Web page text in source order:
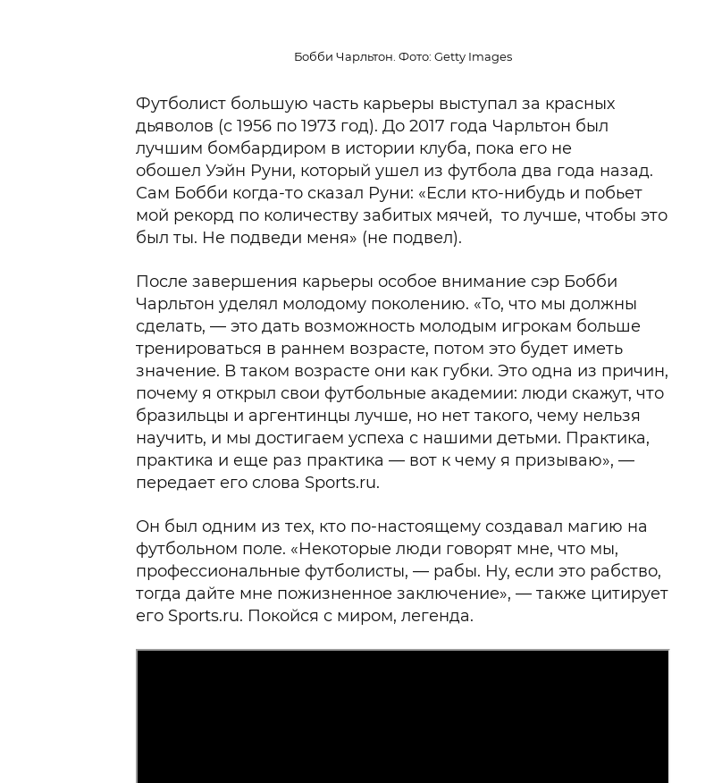
Бобби Чарльтон. Фото: Getty Images
Футболист большую часть карьеры выступал за красных
дьяволов (с 1956 по 1973 год). До 2017 года Чарльтон был
лучшим бомбардиром в истории клуба, пока его не
обошел Уэйн Руни, который ушел из футбола два года назад.
Сам Бобби когда-то сказал Руни: «Если кто-нибудь и побьет
мой рекорд по количеству забитых мячей, то лучше, чтобы это
был ты. Не подведи меня» (не подвел).
После завершения карьеры особое внимание сэр Бобби
Чарльтон уделял молодому поколению. «То, что мы должны
сделать, — это дать возможность молодым игрокам больше
тренироваться в раннем возрасте, потом это будет иметь
значение. В таком возрасте они как губки. Это одна из причин,
почему я открыл свои футбольные академии: люди скажут, что
бразильцы и аргентинцы лучше, но нет такого, чему нельзя
научить, и мы достигаем успеха с нашими детьми. Практика,
практика и еще раз практика — вот к чему я призываю», —
передает его слова Sports.ru.
Он был одним из тех, кто по-настоящему создавал магию на
футбольном поле. «Некоторые люди говорят мне, что мы,
профессиональные футболисты, — рабы. Ну, если это рабство,
тогда дайте мне пожизненное заключение», — также цитирует
его Sports.ru. Покойся с миром, легенда.